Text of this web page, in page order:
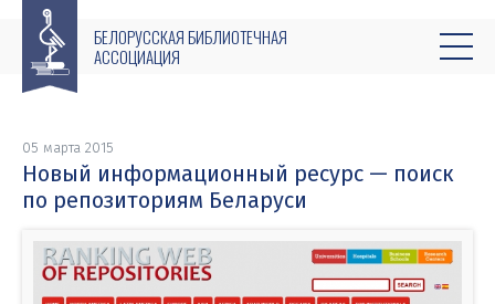
БЕЛОРУССКАЯ БИБЛИОТЕЧНАЯ
АССОЦИАЦИЯ
05 марта 2015
Новый информационный ресурс — поиск
по репозиториям Беларуси